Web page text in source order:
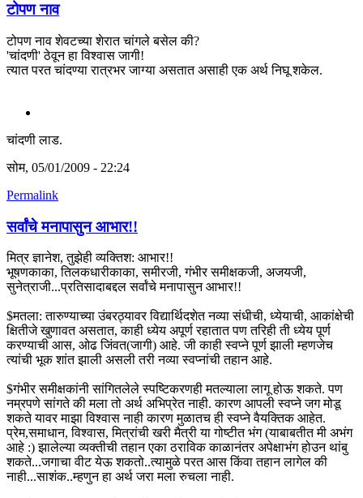
टोपण नाव
टोपण नाव शेवटच्या शेरात चांगले बसेल की?
'चांदणी' ठेवून हा विश्वास जागी!
त्यात परत चांदण्या रात्रभर जाग्या असतात असाही एक अर्थ निघू शकेल.
चांदणी लाड.
सोम, 05/01/2009 - 22:24
Permalink
सर्वांचे मनापासुन आभार!!
मित्र ज्ञानेश, तुझेही व्यक्तिश: आभार!!
भूषणकाका, तिलकधारीकाका, समीरजी, गंभीर समीक्षकजी, अजयजी,
सुनेत्राजी...प्रतिसादाबद्दल सर्वांचे मनापासुन आभार!!
$मतला: तारुण्याच्या उंबरठ्यावर विद्यार्थिदशेत नव्या संधीची, ध्येयाची, आकांक्षेची
क्षितीजे खुणावत असतात, काही ध्येय अपूर्ण रहातात पण तरिही ती ध्येय पूर्ण
करण्याची आस, ओढ जिंवत(जागी) आहे. जी काही स्वप्ने पूर्ण झाली म्हणजेच
त्यांची भूक शांत झाली असली तरी नव्या स्वप्नांची तहान आहे.
$गंभीर समीक्षकांनी सांगितलेले स्पष्टिकरणही मतल्याला लागू होऊ शकते. पण
नम्रपणे सांगते की मला तो अर्थ अभिप्रेत नाही. कारण आपली स्वप्ने जग मोडू
शकते यावर माझा विश्वास नाही कारण मुळातच ही स्वप्ने वैयक्तिक आहेत.
प्रेम,समाधान, विश्वास, मित्रांची खरी मैत्री या गोष्टीत भंग (याबाबतीत मी अभंग
आहे :) झालेल्या व्यक्तीची तहान एका ठराविक काळानंतर अपेक्षाभंग होउन थांबु
शकते...जगाचा वीट येऊ शकतो..त्यामुळे परत आस किंवा तहान लागेल की
नाही...साशंक..म्हणुन हा अर्थ जरा मला रुचला नाही.